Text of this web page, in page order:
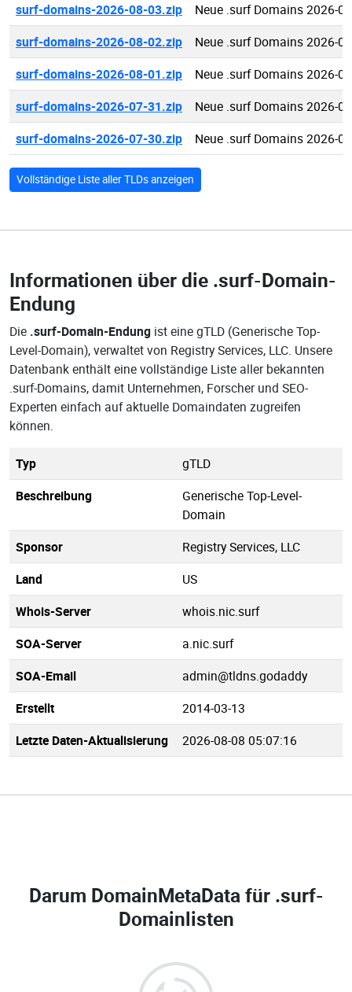
surf-domains-2026-08-03.zip
Neue .surf Domains 2026-
surf-domains-2026-08-02.zip
Neue .surf Domains 2026-
surf-domains-2026-08-01.zip
Neue .surf Domains 2026-
surf-domains-2026-07-31.zip
Neue .surf Domains 2026-
surf-domains-2026-07-30.zip
Neue .surf Domains 2026-
Vollständige Liste aller TLDs anzeigen
Informationen über die .surf-Domain-
Endung
Die .surf-Domain-Endung ist eine gTLD (Generische Top-
Level-Domain), verwaltet von Registry Services, LLC. Unsere
Datenbank enthält eine vollständige Liste aller bekannten
.surf-Domains, damit Unternehmen, Forscher und SEO-
Experten einfach auf aktuelle Domaindaten zugreifen
können.
Typ
gTLD
Beschreibung
Generische Top-Level-
Domain
Sponsor
Registry Services, LLC
Land
US
Whois-Server
whois.nic.surf
SOA-Server
a.nic.surf
SOA-Email
admin@tldns.godaddy
Erstellt
2014-03-13
Letzte Daten-Aktualisierung
2026-08-08 05:07:16
Darum DomainMetaData für .surf-
Domainlisten